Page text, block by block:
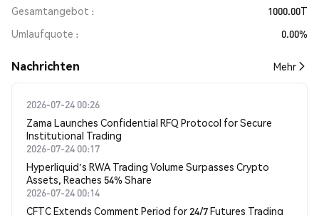
Gesamtangebot
1000.00T
Umlaufquote
0.00%
Nachrichten Mehr
2026-07-24 00:26
Zama Launches Confidential RFQ Protocol for Secure
Institutional Trading
2026-07-24 00:17
Hyperliquid's RWA Trading Volume Surpasses Crypto
Assets, Reaches 54% Share
2026-07-24 00:14
CFTC Extends Comment Period for 24/7 Futures Trading